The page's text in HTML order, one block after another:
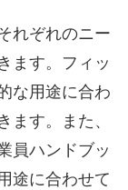
れぞれのニー
ます。フィッ
な用途に合わ
ます。また、
員ハンドブッ
途に合わせて